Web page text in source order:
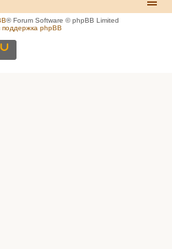
® Forum Software © phpBB Limited
поддержка phpBB